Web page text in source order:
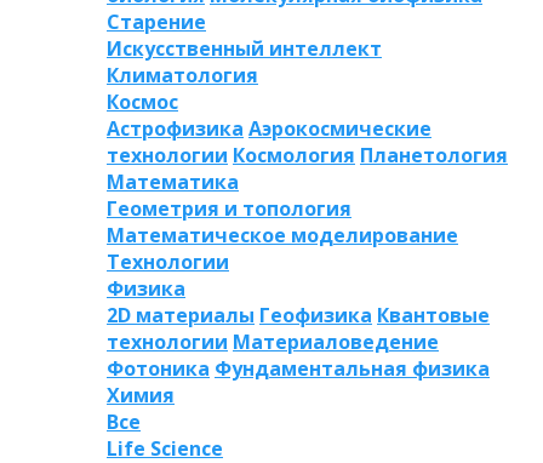
Старение
Искусственный интеллект
Климатология
Космос
Астрофизика Аэрокосмические
технологии Космология Планетология
Математика
Геометрия и топология
Математическое моделирование
Технологии
Физика
2D материалы Геофизика Квантовые
технологии Материаловедение
Фотоника Фундаментальная физика
Химия
Все
Life Science